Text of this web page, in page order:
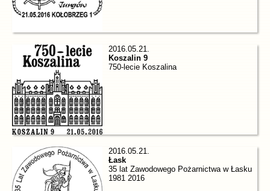
2016.05.21.
Koszalin 9
750-lecie Koszalina
2016.05.21.
Łask
35 lat Zawodowego Pożarnictwa w Łasku
1981 2016